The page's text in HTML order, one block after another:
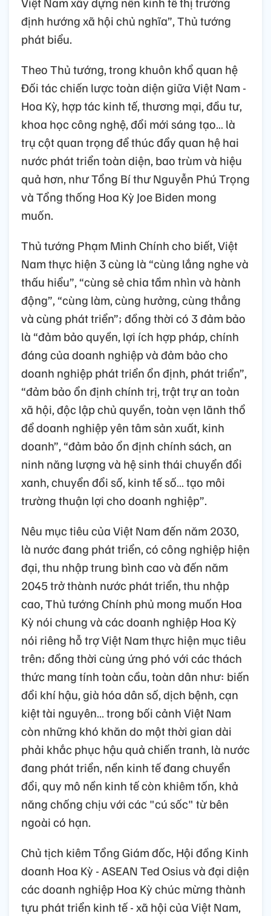
định hướng xã hội chủ nghĩa”, Thủ tướng
phát biểu.
Theo Thủ tướng, trong khuôn khổ quan hệ
Đối tác chiến lược toàn diện giữa Việt Nam -
Hoa Kỳ, hợp tác kinh tế, thương mại, đầu tư,
khoa học công nghệ, đổi mới sáng tạo… là
trụ cột quan trọng để thúc đẩy quan hệ hai
nước phát triển toàn diện, bao trùm và hiệu
quả hơn, như Tổng Bí thư Nguyễn Phú Trọng
và Tổng thống Hoa Kỳ Joe Biden mong
muốn.
Thủ tướng Phạm Minh Chính cho biết, Việt
Nam thực hiện 3 cùng là “cùng lắng nghe và
thấu hiểu”, “cùng sẻ chia tầm nhìn và hành
động”, “cùng làm, cùng hưởng, cùng thắng
và cùng phát triển”; đồng thời có 3 đảm bảo
là “đảm bảo quyền, lợi ích hợp pháp, chính
đáng của doanh nghiệp và đảm bảo cho
doanh nghiệp phát triển ổn định, phát triển”,
“đảm bảo ổn định chính trị, trật trự an toàn
xã hội, độc lập chủ quyền, toàn vẹn lãnh thổ
để doanh nghiệp yên tâm sản xuất, kinh
doanh”, “đảm bảo ổn định chính sách, an
ninh năng lượng và hệ sinh thái chuyển đổi
xanh, chuyển đổi số, kinh tế số… tạo môi
trường thuận lợi cho doanh nghiệp”.
Nêu mục tiêu của Việt Nam đến năm 2030,
là nước đang phát triển, có công nghiệp hiện
đại, thu nhập trung bình cao và đến năm
2045 trở thành nước phát triển, thu nhập
cao, Thủ tướng Chính phủ mong muốn Hoa
Kỳ nói chung và các doanh nghiệp Hoa Kỳ
nói riêng hỗ trợ Việt Nam thực hiện mục tiêu
trên; đồng thời cùng ứng phó với các thách
thức mang tính toàn cầu, toàn dân như: biến
đổi khí hậu, già hóa dân số, dịch bệnh, cạn
kiệt tài nguyên… trong bối cảnh Việt Nam
còn những khó khăn do một thời gian dài
phải khắc phục hậu quả chiến tranh, là nước
đang phát triển, nền kinh tế đang chuyển
đổi, quy mô nền kinh tế còn khiêm tốn, khả
năng chống chịu với các "cú sốc" từ bên
ngoài có hạn.
Chủ tịch kiêm Tổng Giám đốc, Hội đồng Kinh
doanh Hoa Kỳ - ASEAN Ted Osius và đại diện
các doanh nghiệp Hoa Kỳ chúc mừng thành
tựu phát triển kinh tế - xã hội của Việt Nam,